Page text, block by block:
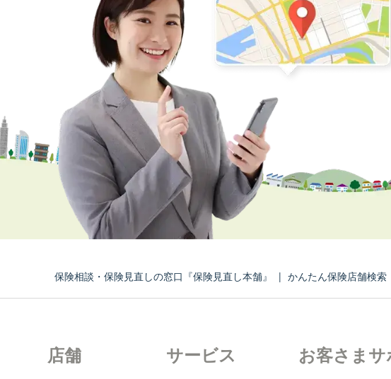
保険相談・保険見直しの窓口『保険見直し本舗』 | かんたん保険店舗検索
店舗 サービス お客さまサ